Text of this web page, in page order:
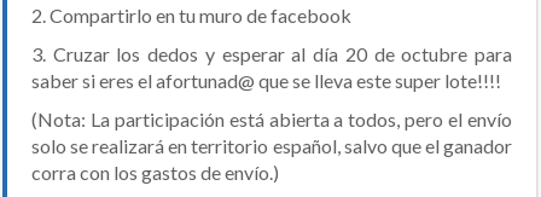
2. Compartirlo en tu muro de facebook
3. Cruzar los dedos y esperar al día 20 de octubre para
saber si eres el afortunad@ que se lleva este super lote!!!!
(Nota: La participación está abierta a todos, pero el envío
solo se realizará en territorio español, salvo que el ganador
corra con los gastos de envío.)